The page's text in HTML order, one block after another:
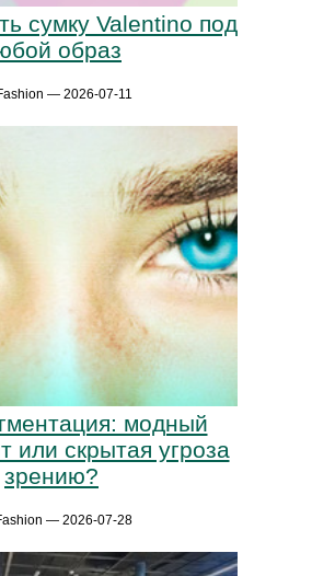
сумку Valentino под
образ
— 2026-07-11
модный
или скрытая угроза
зрению?
— 2026-07-28